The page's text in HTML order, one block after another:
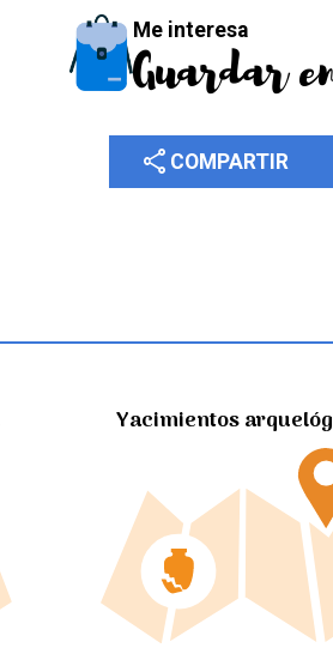
Me interesa
Guardar
share COMPARTIR
Yacimientos